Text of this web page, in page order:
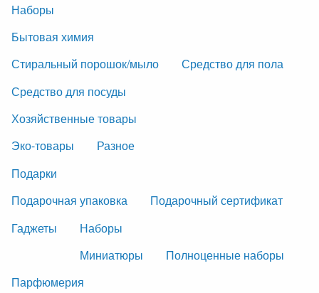
Наборы
Бытовая химия
Стиральный порошок/мыло
Средство для пола
Средство для посуды
Хозяйственные товары
Эко-товары
Разное
Подарки
Подарочная упаковка
Подарочный сертификат
Гаджеты
Наборы
Миниатюры
Полноценные наборы
Парфюмерия